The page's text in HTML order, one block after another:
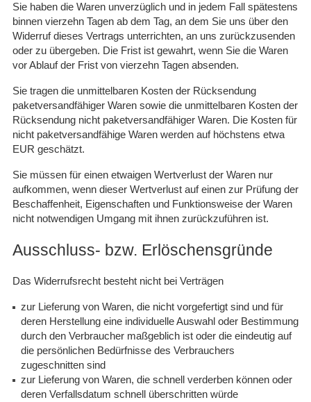
Sie haben die Waren unverzüglich und in jedem Fall spätestens
binnen vierzehn Tagen ab dem Tag, an dem Sie uns über den
Widerruf dieses Vertrags unterrichten, an uns zurückzusenden
oder zu übergeben. Die Frist ist gewahrt, wenn Sie die Waren
vor Ablauf der Frist von vierzehn Tagen absenden.
Sie tragen die unmittelbaren Kosten der Rücksendung
paketversandfähiger Waren sowie die unmittelbaren Kosten der
Rücksendung nicht paketversandfähiger Waren. Die Kosten für
nicht paketversandfähige Waren werden auf höchstens etwa
EUR geschätzt.
Sie müssen für einen etwaigen Wertverlust der Waren nur
aufkommen, wenn dieser Wertverlust auf einen zur Prüfung der
Beschaffenheit, Eigenschaften und Funktionsweise der Waren
nicht notwendigen Umgang mit ihnen zurückzuführen ist.
Ausschluss- bzw. Erlöschensgründe
Das Widerrufsrecht besteht nicht bei Verträgen
zur Lieferung von Waren, die nicht vorgefertigt sind und für
deren Herstellung eine individuelle Auswahl oder Bestimmung
durch den Verbraucher maßgeblich ist oder die eindeutig auf
die persönlichen Bedürfnisse des Verbrauchers
zugeschnitten sind
zur Lieferung von Waren, die schnell verderben können oder
deren Verfallsdatum schnell überschritten würde